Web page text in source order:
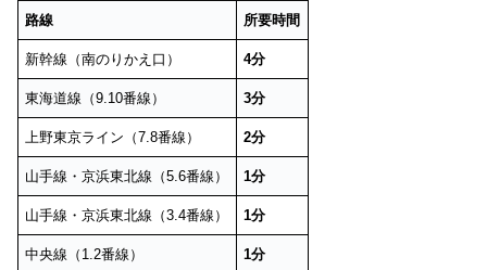
路線 所要時間
新幹線（南のりかえ口） 4分
東海道線（9.10番線） 3分
上野東京ライン（7.8番線） 2分
山手線・京浜東北線（5.6番線） 1分
山手線・京浜東北線（3.4番線） 1分
中央線（1.2番線） 1分